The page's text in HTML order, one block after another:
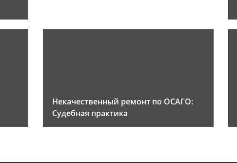
Некачественный ремонт по ОСАГО:
Судебная практика